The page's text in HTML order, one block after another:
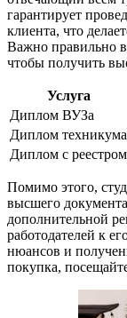
гарантирует
клиента, что
Важно правильно
чтобы получить
Услуга
Диплом ВУЗа
Диплом техникума
Диплом с реестром
Помимо этого,
высшего
дополнительной
работодателей к
нюансов и
покупка,